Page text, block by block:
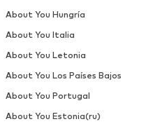
About You Hungría
About You Italia
About You Letonia
About You Los Países Bajos
About You Portugal
About You Estonia(ru)